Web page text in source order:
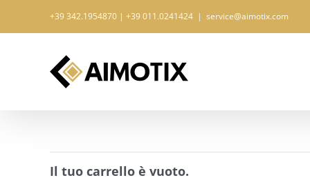
+39 342.1954870 | +39 011.0241424 | service@aimotix.com
Il tuo carrello è vuoto.